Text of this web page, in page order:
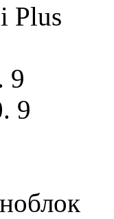
Plus
9
9